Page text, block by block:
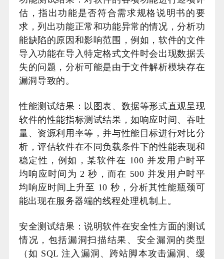
估，指出功能是否符合需求规格说明书的要
求，列出功能正常和功能异常的情况，分析功
能缺陷的原因和影响范围，例如，软件的文件
导入功能在导入特定格式文件时会出现数据丢
失的问题，分析可能是由于文件解析模块存在
漏洞导致的。
性能测试结果：以图表、数据等形式直观呈现
软件的性能指标测试结果，如响应时间、吞吐
量、资源利用率等，并与性能目标进行对比分
析，评估软件在不同负载条件下的性能表现和
稳定性，例如，某软件在 100 并发用户时平
均响应时间为 2 秒，而在 500 并发用户时平
均响应时间上升至 10 秒，分析其性能瓶颈可
能出现在服务器端的线程处理机制上。
安全测试结果：说明软件在安全性方面的测试
情况，包括漏洞扫描结果、安全漏洞的类型
（如 SQL 注入漏洞、跨站脚本攻击漏洞、缓